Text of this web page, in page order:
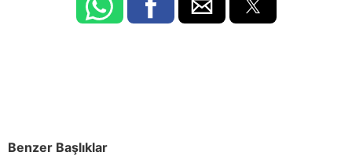
Benzer Başlıklar